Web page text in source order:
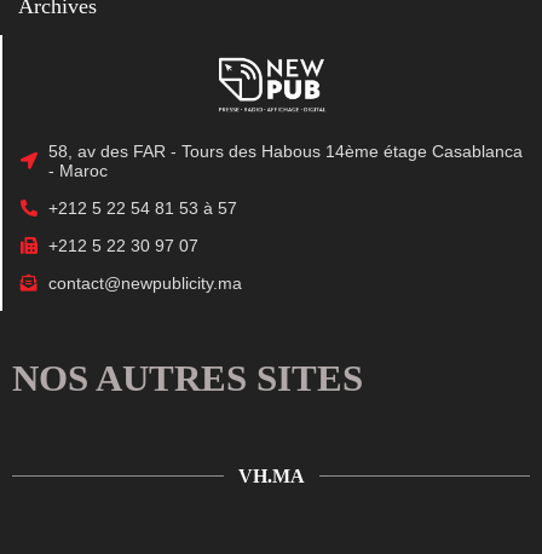
Archives
58, av des FAR - Tours des Habous 14ème étage Casablanca
- Maroc
+212 5 22 54 81 53 à 57
+212 5 22 30 97 07
contact@newpublicity.ma
NOS AUTRES SITES
VH.MA